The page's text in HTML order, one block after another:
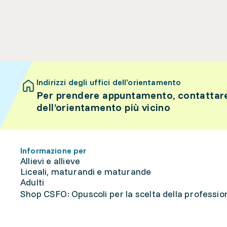
Indirizzi degli uffici dell’orientamento
Per prendere appuntamento,
dell’orientamento più vicino
Informazione per
Allievi e allieve
Liceali, maturandi e maturande
Adulti
Shop CSFO: Opuscoli per la scelta della